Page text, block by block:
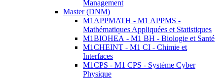
Management
Master (DNM)
M1APPMATH - M1 APPMS -
Mathématiques Appliquées et Statistiques
M1BIOHEA - M1 BH - Biologie et Santé
M1CHEINT - M1 CI - Chimie et
Interfaces
M1CPS - M1 CPS - Système Cyber
Physique